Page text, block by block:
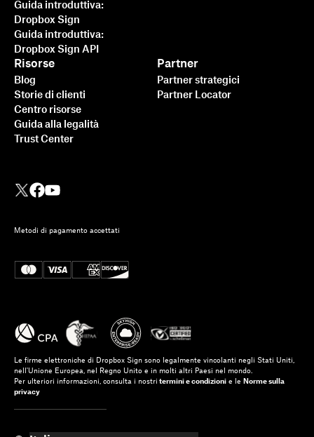
Guida introduttiva:
Dropbox Sign
Guida introduttiva:
Dropbox Sign API
Risorse
Blog
Storie di clienti
Centro risorse
Guida alla legalità
Trust Center
Partner
Partner strategici
Partner Locator
Metodi di pagamento accettati
Le firme elettroniche di Dropbox Sign sono legalmente vincolanti negli Stati Uniti,
nell'Unione Europea, nel Regno Unito e in molti altri Paesi nel mondo.
Per ulteriori informazioni, consulta i nostri termini e condizioni e le Norme sulla
privacy